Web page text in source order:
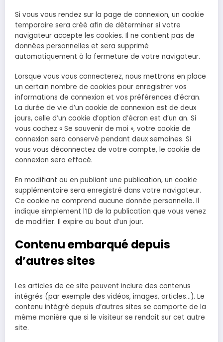
Si vous vous rendez sur la page de connexion, un cookie
temporaire sera créé afin de déterminer si votre
navigateur accepte les cookies. Il ne contient pas de
données personnelles et sera supprimé
automatiquement à la fermeture de votre navigateur.
Lorsque vous vous connecterez, nous mettrons en place
un certain nombre de cookies pour enregistrer vos
informations de connexion et vos préférences d’écran.
La durée de vie d’un cookie de connexion est de deux
jours, celle d’un cookie d’option d’écran est d’un an. Si
vous cochez « Se souvenir de moi », votre cookie de
connexion sera conservé pendant deux semaines. Si
vous vous déconnectez de votre compte, le cookie de
connexion sera effacé.
En modifiant ou en publiant une publication, un cookie
supplémentaire sera enregistré dans votre navigateur.
Ce cookie ne comprend aucune donnée personnelle. Il
indique simplement l’ID de la publication que vous venez
de modifier. Il expire au bout d’un jour.
Contenu embarqué depuis
d’autres sites
Les articles de ce site peuvent inclure des contenus
intégrés (par exemple des vidéos, images, articles…). Le
contenu intégré depuis d’autres sites se comporte de la
même manière que si le visiteur se rendait sur cet autre
site.